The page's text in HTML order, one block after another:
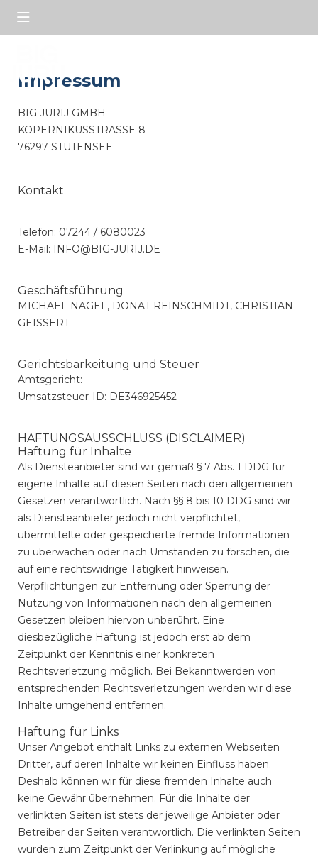
Impressum
BIG JURIJ GMBH
KOPERNIKUSSTRASSE 8
76297 STUTENSEE
Kontakt
Telefon: 07244 / 6080023
E-Mail: INFO@BIG-JURIJ.DE
Geschäftsführung
MICHAEL NAGEL, DONAT REINSCHMIDT, CHRISTIAN
GEISSERT
Gerichtsbarkeitung und Steuer
Amtsgericht:
Umsatzsteuer-ID: DE346925452
HAFTUNGSAUSSCHLUSS (DISCLAIMER)
Haftung für Inhalte
Als Diensteanbieter sind wir gemäß § 7 Abs. 1 DDG für
eigene Inhalte auf diesen Seiten nach den allgemeinen
Gesetzen verantwortlich. Nach §§ 8 bis 10 DDG sind wir
als Diensteanbieter jedoch nicht verpflichtet,
übermittelte oder gespeicherte fremde Informationen
zu überwachen oder nach Umständen zu forschen, die
auf eine rechtswidrige Tätigkeit hinweisen.
Verpflichtungen zur Entfernung oder Sperrung der
Nutzung von Informationen nach den allgemeinen
Gesetzen bleiben hiervon unberührt. Eine
diesbezügliche Haftung ist jedoch erst ab dem
Zeitpunkt der Kenntnis einer konkreten
Rechtsverletzung möglich. Bei Bekanntwerden von
entsprechenden Rechtsverletzungen werden wir diese
Inhalte umgehend entfernen.
Haftung für Links
Unser Angebot enthält Links zu externen Webseiten
Dritter, auf deren Inhalte wir keinen Einfluss haben.
Deshalb können wir für diese fremden Inhalte auch
keine Gewähr übernehmen. Für die Inhalte der
verlinkten Seiten ist stets der jeweilige Anbieter oder
Betreiber der Seiten verantwortlich. Die verlinkten Seiten
wurden zum Zeitpunkt der Verlinkung auf mögliche